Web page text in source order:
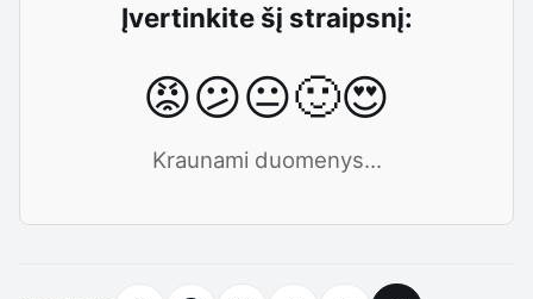
Įvertinkite šį straipsnį:
😡😕😐🙂😍
Kraunami duomenys...